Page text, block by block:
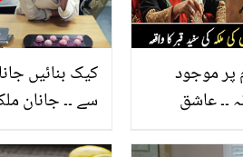
کیک بنائیں
سے ۔۔ جانان
پر موجود
۔۔ عاشق